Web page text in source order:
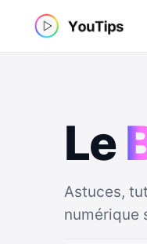
Le
Astuces,
numérique